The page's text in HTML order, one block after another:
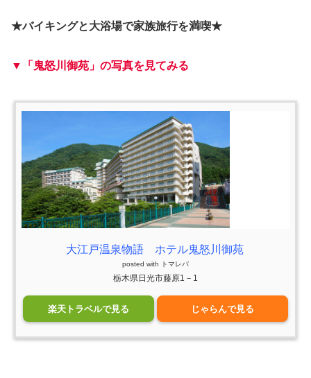
★バイキングと大浴場で家族旅行を満喫★
▼「鬼怒川御苑」の写真を見てみる
大江戸温泉物語 ホテル鬼怒川御苑
posted with トマレバ
栃木県日光市藤原1－1
楽天トラベルで見る じゃらんで見る